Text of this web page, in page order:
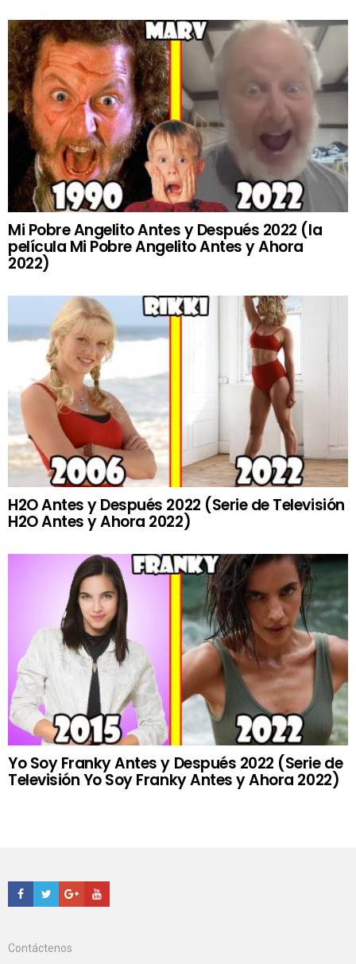
Mi Pobre Angelito Antes y Después 2022 (la
película Mi Pobre Angelito Antes y Ahora
2022)
H2O Antes y Después 2022 (Serie de Televisión
H2O Antes y Ahora 2022)
Yo Soy Franky Antes y Después 2022 (Serie de
Televisión Yo Soy Franky Antes y Ahora 2022)
Facebook
TwitterGoogle+Youtube
Contáctenos